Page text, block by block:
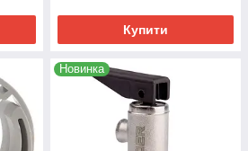
Купити
Новинка